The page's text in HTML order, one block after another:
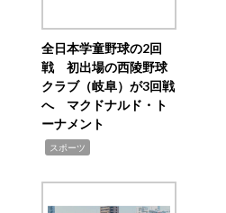
全日本学童野球の2回
戦 初出場の西陵野球
クラブ（岐阜）が3回戦
へ マクドナルド・ト
ーナメント
スポーツ